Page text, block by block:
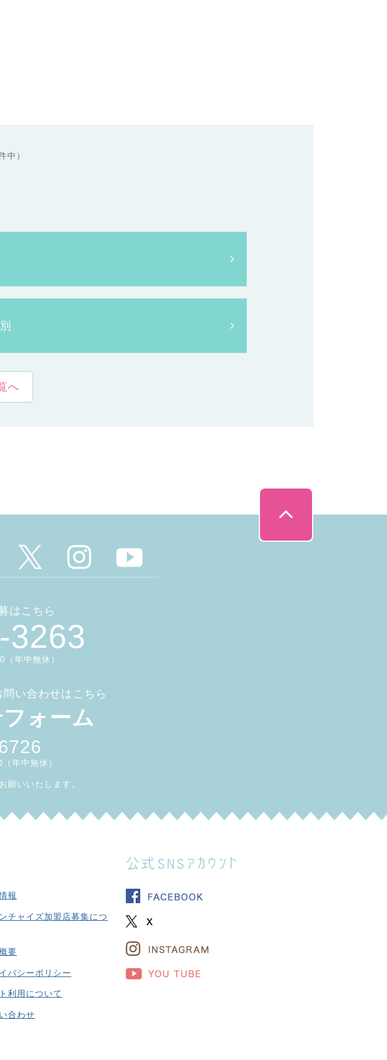
中）
へ
はこちら
3263
年中無休）
い合わせはこちら
ォーム
年中無休）
願いいたします。
報
チャイズ加盟店募集につ
要
バシーポリシー
利用について
合わせ